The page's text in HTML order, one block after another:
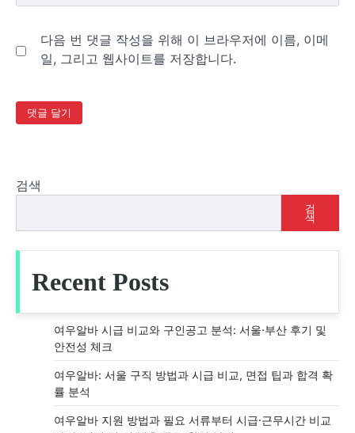
다음 번 댓글 작성을 위해 이 브라우저에 이름, 이메
일, 그리고 웹사이트를 저장합니다.
검색
검
색
Recent Posts
여우알바 시급 비교와 구인공고 분석: 서울·부산 후기 및
안전성 체크
여우알바: 서울 구직 방법과 시급 비교, 면접 팁과 합격 확
률 분석
여우알바 지원 방법과 필요 서류부터 시급·근무시간 비교